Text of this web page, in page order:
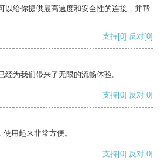
以给你提供最高速度和安全性的连接，并帮
支持[0] 反对[0]
为我们带来了无限的流畅体验。
支持[0] 反对[0]
用起来非常方便。
支持[0] 反对[0]